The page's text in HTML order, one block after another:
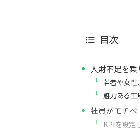
目次
人財不足を
若者や女性
魅力ある工
社員がモチベ
KPIを設定